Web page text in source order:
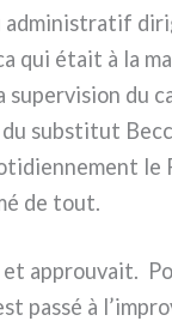
admi­ni­stra­tif
qui était à la
super­vi­sion du
sub­sti­tut
le
de tout.
et approu­vait.
pas­sé à